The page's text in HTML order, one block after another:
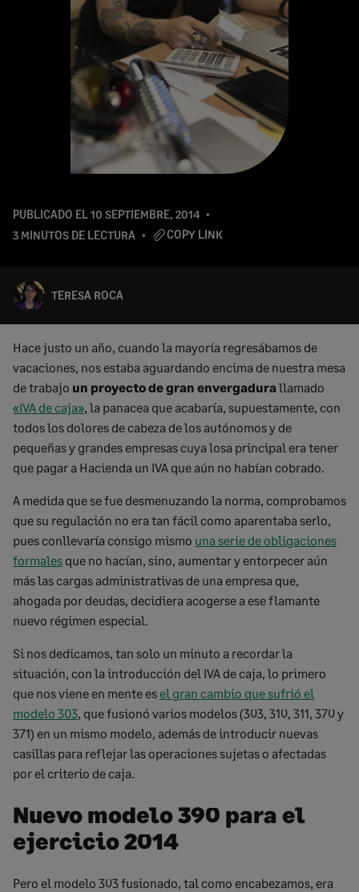
PUBLICADO EL10 SEPTIEMBRE, 2014
3 MINUTOS DE LECTURA
COPY LINK
TERESA ROCA
Hace justo un año, cuando la mayoría regresábamos de
vacaciones, nos estaba aguardando encima de nuestra mesa
de trabajo un proyecto de gran envergadura llamado
«IVA de caja», la panacea que acabaría, supuestamente, con
todos los dolores de cabeza de los autónomos y de
pequeñas y grandes empresas cuya losa principal era tener
que pagar a Hacienda un IVA que aún no habían cobrado.
A medida que se fue desmenuzando la norma, comprobamos
que su regulación no era tan fácil como aparentaba serlo,
pues conllevaría consigo mismo una serie de obligaciones
formales que no hacían, sino, aumentar y entorpecer aún
más las cargas administrativas de una empresa que,
ahogada por deudas, decidiera acogerse a ese flamante
nuevo régimen especial.
Si nos dedicamos, tan solo un minuto a recordar la
situación, con la introducción del IVA de caja, lo primero
que nos viene en mente es el gran cambio que sufrió el
modelo 303, que fusionó varios modelos (303, 310, 311, 370 y
371) en un mismo modelo, además de introducir nuevas
casillas para reflejar las operaciones sujetas o afectadas
por el criterio de caja.
Nuevo modelo 390 para el
ejercicio 2014
Pero el modelo 303 fusionado, tal como encabezamos, era